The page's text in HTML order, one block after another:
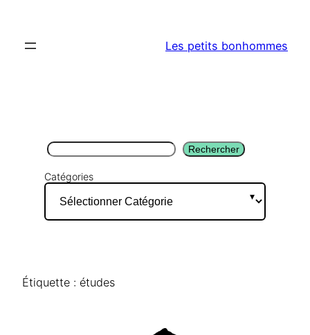
contenu
Les petits bonhommes
Rechercher Rechercher
Catégories
Étiquette : études